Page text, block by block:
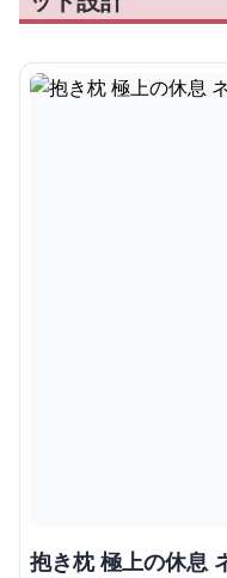
抱き枕 極上の休息